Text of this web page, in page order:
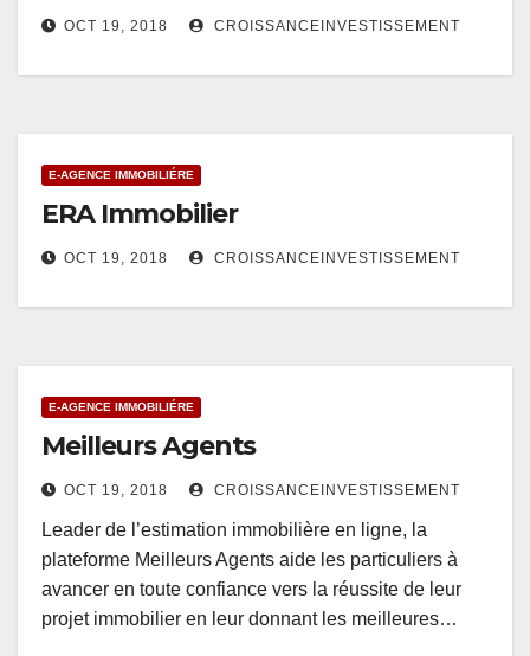
OCT 19, 2018 CROISSANCEINVESTISSEMENT
E-AGENCE IMMOBILIÉRE
ERA Immobilier
OCT 19, 2018 CROISSANCEINVESTISSEMENT
E-AGENCE IMMOBILIÉRE
Meilleurs Agents
OCT 19, 2018 CROISSANCEINVESTISSEMENT
Leader de l’estimation immobilière en ligne, la
plateforme Meilleurs Agents aide les particuliers à
avancer en toute confiance vers la réussite de leur
projet immobilier en leur donnant les meilleures…